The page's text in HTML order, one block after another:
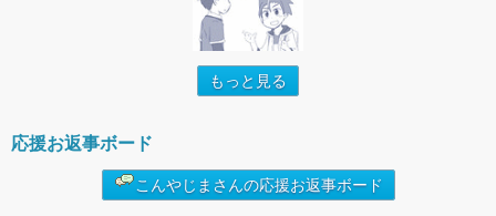
もっと見る
応援お返事ボード
こんやじまさんの応援お返事ボード